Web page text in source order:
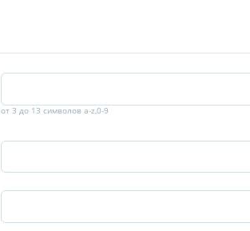
от 3 до 13 символов a-z,0-9